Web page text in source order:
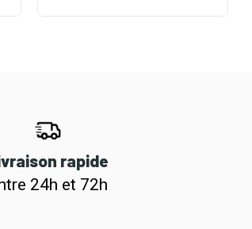
rapide
24h et 72h